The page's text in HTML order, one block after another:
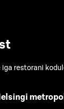
restorani